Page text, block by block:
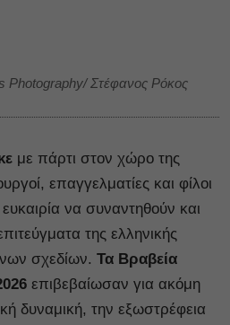
Photography/ Στέφανος Ρόκος
με πάρτι στον χώρο της
επαγγελματίες και φίλοι
να συναντηθούν και
της ελληνικής
σχεδίων. Τα Βραβεία
επιβεβαίωσαν για ακόμη
δυναμική, την εξωστρέφεια